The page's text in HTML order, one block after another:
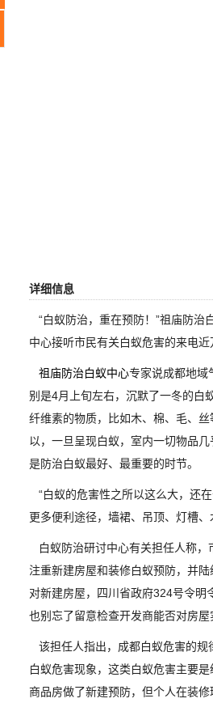
详细信息
“白蚁防治，重在预防！”祖庙防治
中心接听市民有关白蚁危害的来电
祖庙防治白蚁中心专家说成都地域
别是4月上旬左右，沉默了一冬的白
纤维素的物质，比如木、棉、毛、
以，一旦呈现白蚁，室内一切物品
是防治白蚁最好、最重要的时节。
“白蚁的危害性之所以这么大，还
更多便利途径，墙裙、吊顶、灯槽
白蚁防治研讨中心有关担任人称，
注重新建房屋和装修白蚁预防，并
对新建房屋，四川省政府324号令明
也别忘了留意检查开发商能否对房屋
该担任人指出，成都白蚁危害的规
白蚁危害现象，这类白蚁危害主要
商品房做了新建预防，但个人在装